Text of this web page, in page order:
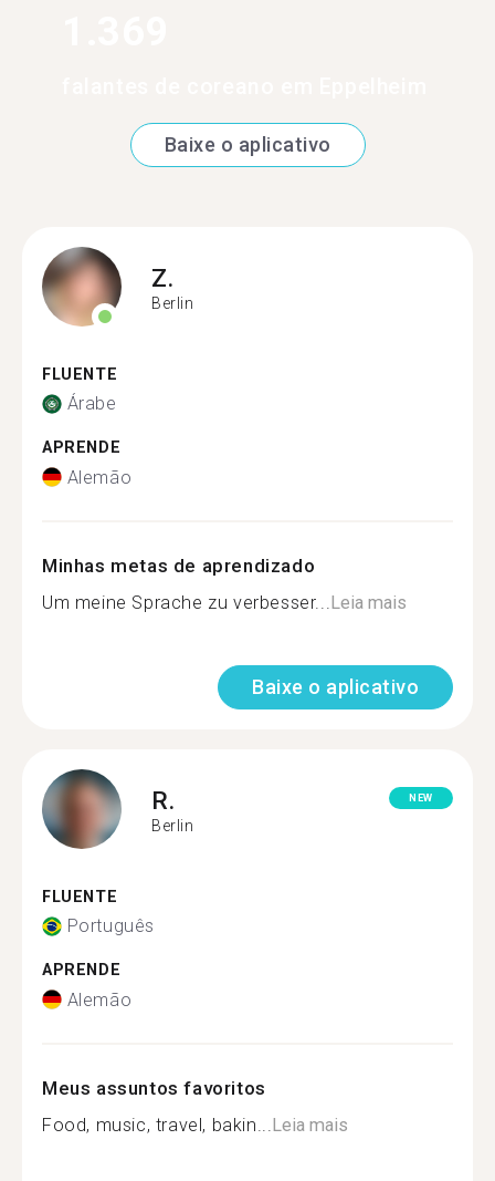
Baixe o aplicativo
Z.
Berlin
FLUENTE
Árabe
APRENDE
Alemão
Minhas metas de aprendizado
Um meine Sprache zu verbesser... Leia mais
Baixe o aplicativo
R.
Berlin
NEW
FLUENTE
Português
APRENDE
Alemão
Meus assuntos favoritos
Food, music, travel, bakin... Leia mais